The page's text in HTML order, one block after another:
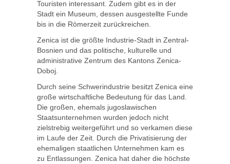
Touristen interessant. Zudem gibt es in der
Stadt ein Museum, dessen ausgestellte Funde
bis in die Römerzeit zurückreichen.
Zenica ist die größte Industrie-Stadt in Zentral-
Bosnien und das politische, kulturelle und
administrative Zentrum des Kantons Zenica-
Doboj.
Durch seine Schwerindustrie besitzt Zenica eine
große wirtschaftliche Bedeutung für das Land.
Die großen, ehemals jugoslawischen
Staatsunternehmen wurden jedoch nicht
zielstrebig weitergeführt und so verkamen diese
im Laufe der Zeit. Durch die Privatisierung der
ehemaligen staatlichen Unternehmen kam es
zu Entlassungen. Zenica hat daher die höchste